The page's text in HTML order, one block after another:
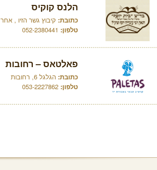
הלנס קוקיס
כתובת: קיבוץ גשר הזיו , אחר
טלפון: 052-2380441
פאלטאס – רחובות
כתובת: הגלגל 6, רחובות
טלפון: 053-2227862